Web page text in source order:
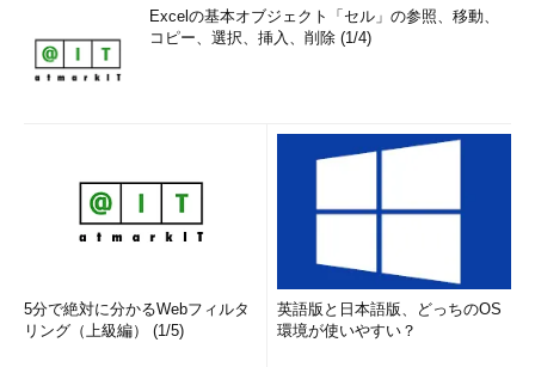
Excelの基本オブジェクト「セル」の参照、移動、
コピー、選択、挿入、削除 (1/4)
5分で絶対に分かるWebフィルタ
リング（上級編） (1/5)
英語版と日本語版、どっちのOS
環境が使いやすい？